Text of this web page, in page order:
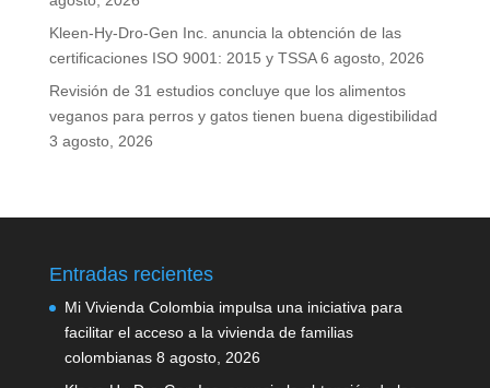
Kleen-Hy-Dro-Gen Inc. anuncia la obtención de las
certificaciones ISO 9001: 2015 y TSSA 6 agosto, 2026
Revisión de 31 estudios concluye que los alimentos
veganos para perros y gatos tienen buena digestibilidad
3 agosto, 2026
Entradas recientes
Mi Vivienda Colombia impulsa una iniciativa para
facilitar el acceso a la vivienda de familias
colombianas 8 agosto, 2026